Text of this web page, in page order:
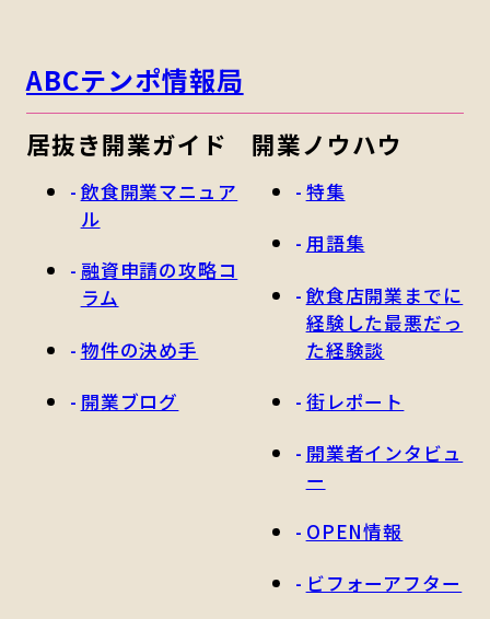
ABCテンポ情報局
居抜き開業ガイド
飲食開業マニュア
ル
融資申請の攻略コ
ラム
物件の決め手
開業ブログ
開業ノウハウ
特集
用語集
飲食店開業までに
経験した最悪だっ
た経験談
街レポート
開業者インタビュ
ー
OPEN情報
ビフォーアフター